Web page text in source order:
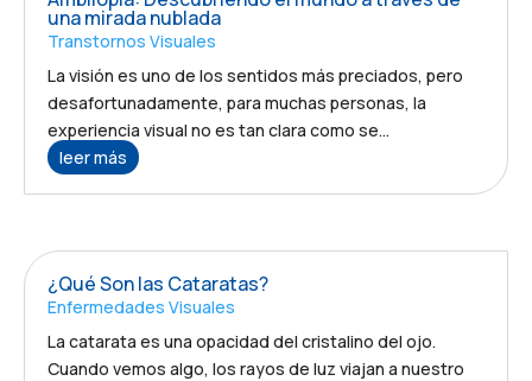
una mirada nublada
Transtornos Visuales
La visión es uno de los sentidos más preciados, pero
desafortunadamente, para muchas personas, la
experiencia visual no es tan clara como se...
leer más
¿Qué Son las Cataratas?
Enfermedades Visuales
La catarata es una opacidad del cristalino del ojo.
Cuando vemos algo, los rayos de luz viajan a nuestro